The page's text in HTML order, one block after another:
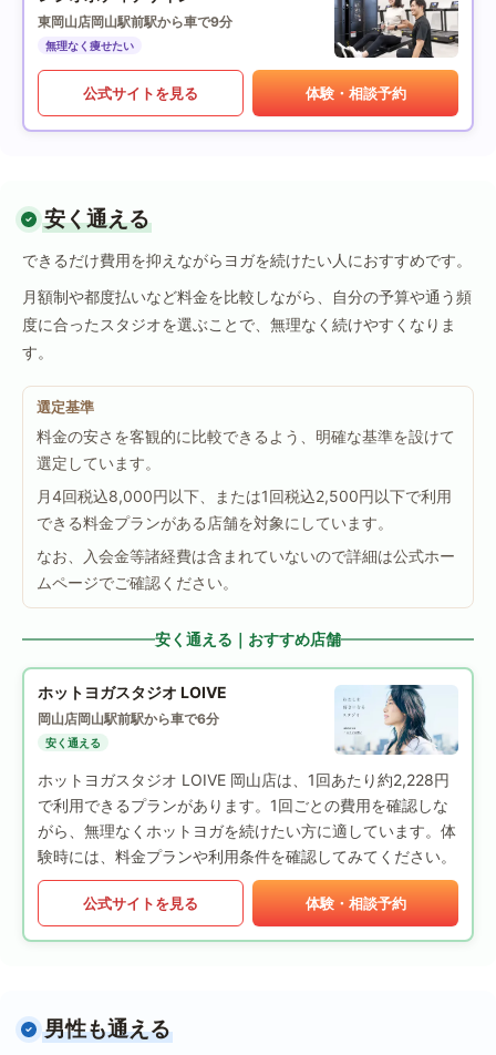
東岡山店岡山駅前駅から車で9分
無理なく痩せたい
公式サイトを見る 体験・相談予約
安く通える
できるだけ費用を抑えながらヨガを続けたい人におすすめです。
月額制や都度払いなど料金を比較しながら、自分の予算や通う頻
度に合ったスタジオを選ぶことで、無理なく続けやすくなりま
す。
選定基準
料金の安さを客観的に比較できるよう、明確な基準を設けて
選定しています。
月4回税込8,000円以下、または1回税込2,500円以下で利用
できる料金プランがある店舗を対象にしています。
なお、入会金等諸経費は含まれていないので詳細は公式ホー
ムページでご確認ください。
安く通える｜おすすめ店舗
ホットヨガスタジオ LOIVE
岡山店岡山駅前駅から車で6分
安く通える
ホットヨガスタジオ LOIVE 岡山店は、1回あたり約2,228円
で利用できるプランがあります。1回ごとの費用を確認しな
がら、無理なくホットヨガを続けたい方に適しています。体
験時には、料金プランや利用条件を確認してみてください。
公式サイトを見る 体験・相談予約
男性も通える